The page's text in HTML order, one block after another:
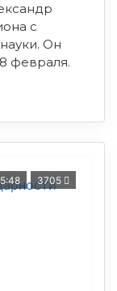
с
Он
февраля.
3705